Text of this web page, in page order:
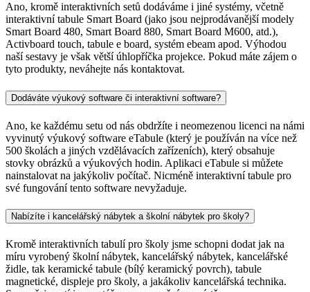
Ano, kromě interaktivních setů dodáváme i jiné systémy, včetně
interaktivní tabule Smart Board (jako jsou nejprodávanější modely
Smart Board 480, Smart Board 880, Smart Board M600, atd.),
Activboard touch, tabule e board, systém ebeam apod. Výhodou
naší sestavy je však větší úhlopříčka projekce. Pokud máte zájem o
tyto produkty, neváhejte nás kontaktovat.
Dodáváte výukový software či interaktivní software?
Ano, ke každému setu od nás obdržíte i neomezenou licenci na námi
vyvinutý výukový software eTabule (který je používán na více než
500 školách a jiných vzdělávacích zařízeních), který obsahuje
stovky obrázků a výukových hodin. Aplikaci eTabule si můžete
nainstalovat na jakýkoliv počítač. Nicméně interaktivní tabule pro
své fungování tento software nevyžaduje.
Nabízíte i kancelářský nábytek a školní nábytek pro školy?
Kromě interaktivních tabulí pro školy jsme schopni dodat jak na
míru vyrobený školní nábytek, kancelářský nábytek, kancelářské
židle, tak keramické tabule (bílý keramický povrch), tabule
magnetické, displeje pro školy, a jakákoliv kancelářská technika.